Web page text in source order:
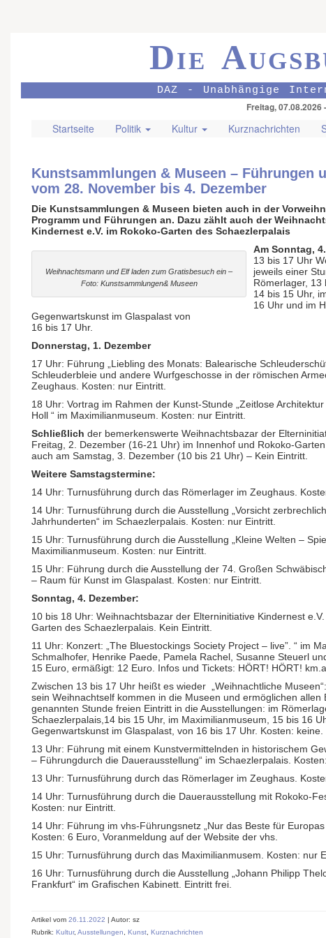
Die
DAZ - Unabhängige
Freitag,
Startseite Politik Kultur Kurznachrichten
Kunstsammlungen & Museen – Führungen
vom 28. November bis 4. Dezember
Die Kunstsammlungen & Museen bieten auch in der
Programm und Führungen an. Dazu zählt auch der
Kindernest e.V. im Rokoko-Garten des Schaezlerpalais
Weihnachtsmann und Elf laden zum Gratisbesuch ein –
Foto: Kunstsammlungen& Museen
Am Sonntag,
13 bis 17 Uhr
jeweils einer
Römerlager, 13
14 bis 15 Uhr,
16 Uhr und im
Gegenwartskunst im Glaspalast von
16 bis 17 Uhr.
Donnerstag, 1. Dezember
17 Uhr: Führung „Liebling des Monats: Balearische
Schleuderbleie und andere Wurfgeschosse in der römischen
Zeughaus. Kosten: nur Eintritt.
18 Uhr: Vortrag im Rahmen der Kunst-Stunde „Zeitlose
Holl “ im Maximilianmuseum. Kosten: nur Eintritt.
Schließlich der bemerkenswerte Weihnachtsbazar der
Freitag, 2. Dezember (16-21 Uhr) im Innenhof und Rokoko-
auch am Samstag, 3. Dezember (10 bis 21 Uhr) – Kein Eintritt.
Weitere Samstagstermine:
14 Uhr: Turnusführung durch das Römerlager im Zeughaus.
14 Uhr: Turnusführung durch die Ausstellung „Vorsicht
Jahrhunderten“ im Schaezlerpalais. Kosten: nur Eintritt.
15 Uhr: Turnusführung durch die Ausstellung „Kleine Welten –
Maximilianmuseum. Kosten: nur Eintritt.
15 Uhr: Führung durch die Ausstellung der 74. Großen
– Raum für Kunst im Glaspalast. Kosten: nur Eintritt.
Sonntag, 4. Dezember:
10 bis 18 Uhr: Weihnachtsbazar der Elterninitiative Kindernest
Garten des Schaezlerpalais. Kein Eintritt.
11 Uhr: Konzert: „The Bluestockings Society Project – live”. “ im
Schmalhofer, Henrike Paede, Pamela Rachel, Susanne Steuerl
15 Euro, ermäßigt: 12 Euro. Infos und Tickets: HÖRT! HÖRT!
Zwischen 13 bis 17 Uhr heißt es wieder „Weihnachtliche
sein Weihnachtself kommen in die Museen und ermöglichen allen
genannten Stunde freien Eintritt in die Ausstellungen: im
Schaezlerpalais,14 bis 15 Uhr, im Maximilianmuseum, 15 bis 16
Gegenwartskunst im Glaspalast, von 16 bis 17 Uhr. Kosten: keine.
13 Uhr: Führung mit einem Kunstvermittelnden in historischem
– Führungdurch die Dauerausstellung“ im Schaezlerpalais.
13 Uhr: Turnusführung durch das Römerlager im Zeughaus.
14 Uhr: Turnusführung durch die Dauerausstellung mit Rokoko-
Kosten: nur Eintritt.
14 Uhr: Führung im vhs-Führungsnetz „Nur das Beste für Europas
Kosten: 6 Euro, Voranmeldung auf der Website der vhs.
15 Uhr: Turnusführung durch das Maximilianmusem. Kosten: nur
16 Uhr: Turnusführung durch die Ausstellung „Johann Philipp
Frankfurt“ im Grafischen Kabinett. Eintritt frei.
Artikel vom 26.11.2022 | Autor: sz
Rubrik: Kultur, Ausstellungen Kunst Kurznachrichten